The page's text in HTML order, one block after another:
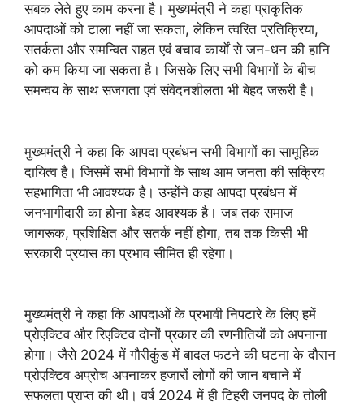
सबक लेते हुए काम करना है। मुख्यमंत्री ने कहा प्राकृतिक
आपदाओं को टाला नहीं जा सकता, लेकिन त्वरित प्रतिक्रिया,
सतर्कता और समन्वित राहत एवं बचाव कार्यों से जन-धन की हानि
को कम किया जा सकता है। जिसके लिए सभी विभागों के बीच
समन्वय के साथ सजगता एवं संवेदनशीलता भी बेहद जरूरी है।
मुख्यमंत्री ने कहा कि आपदा प्रबंधन सभी विभागों का सामूहिक
दायित्व है। जिसमें सभी विभागों के साथ आम जनता की सक्रिय
सहभागिता भी आवश्यक है। उन्होंने कहा आपदा प्रबंधन में
जनभागीदारी का होना बेहद आवश्यक है। जब तक समाज
जागरूक, प्रशिक्षित और सतर्क नहीं होगा, तब तक किसी भी
सरकारी प्रयास का प्रभाव सीमित ही रहेगा।
मुख्यमंत्री ने कहा कि आपदाओं के प्रभावी निपटारे के लिए हमें
प्रोएक्टिव और रिएक्टिव दोनों प्रकार की रणनीतियों को अपनाना
होगा। जैसे 2024 में गौरीकुंड में बादल फटने की घटना के दौरान
प्रोएक्टिव अप्रोच अपनाकर हजारों लोगों की जान बचाने में
सफलता प्राप्त की थी। वर्ष 2024 में ही टिहरी जनपद के तोली